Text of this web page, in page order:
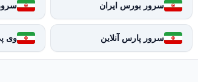
سرور بورس ایران
سرور پارس آنلاین وی